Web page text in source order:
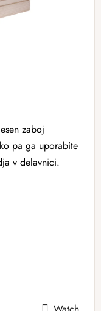
zaboj
pa ga uporabite
v delavnici.